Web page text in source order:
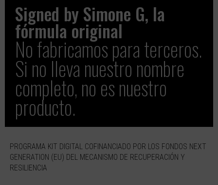
Signed by Simone G, la
fórmula original​
No fabricamos para terceros.
Si no lleva nuestro nombre
completo, no es nuestro
producto.
PROGRAMA KIT DIGITAL COFINANCIADO POR LOS FONDOS NEXT
GENERATION (EU) DEL MECANISMO DE RECUPERACIÓN Y
RESILIENCIA